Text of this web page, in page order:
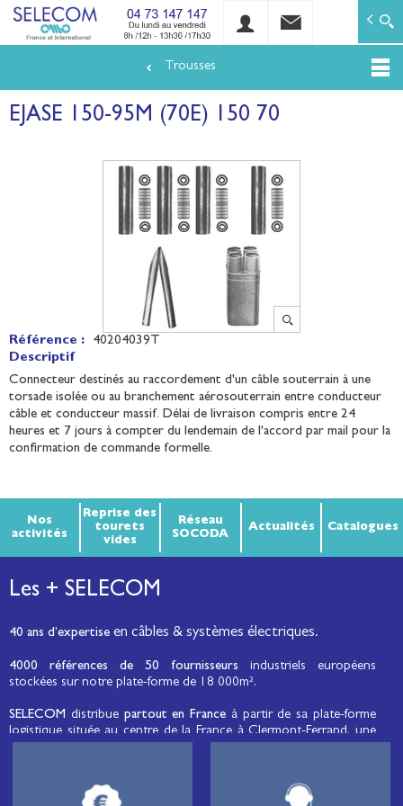
au
contenu
SELECOM
Matériels de réseaux électriques basse tension et
Trousses
EJASE 150-95M (70E) 150 70
Référence :
40204039T
Descriptif
Connecteur destinés au raccordement d'un câble souterrain à une
torsade isolée ou au branchement aérosouterrain entre conducteur
câble et conducteur massif. Délai de livraison compris entre 24
heures et 7 jours à compter du lendemain de l'accord par mail pour la
confirmation de commande formelle.
Nos
activités
Reprise des
tourets
vides
Réseau
SOCODA
Actualités Catalogues
Les + SELECOM
40 ans d’expertise en câbles & systèmes électriques.
4000 références de 50 fournisseurs industriels européens
stockées sur notre plate-forme de 18 000m².
SELECOM distribue partout en France à partir de sa plate-forme
logistique située au centre de la France à Clermont-Ferrand, une
, de matériel
d’éclairage public et d'éco-mobilité destinée aux professionnels de